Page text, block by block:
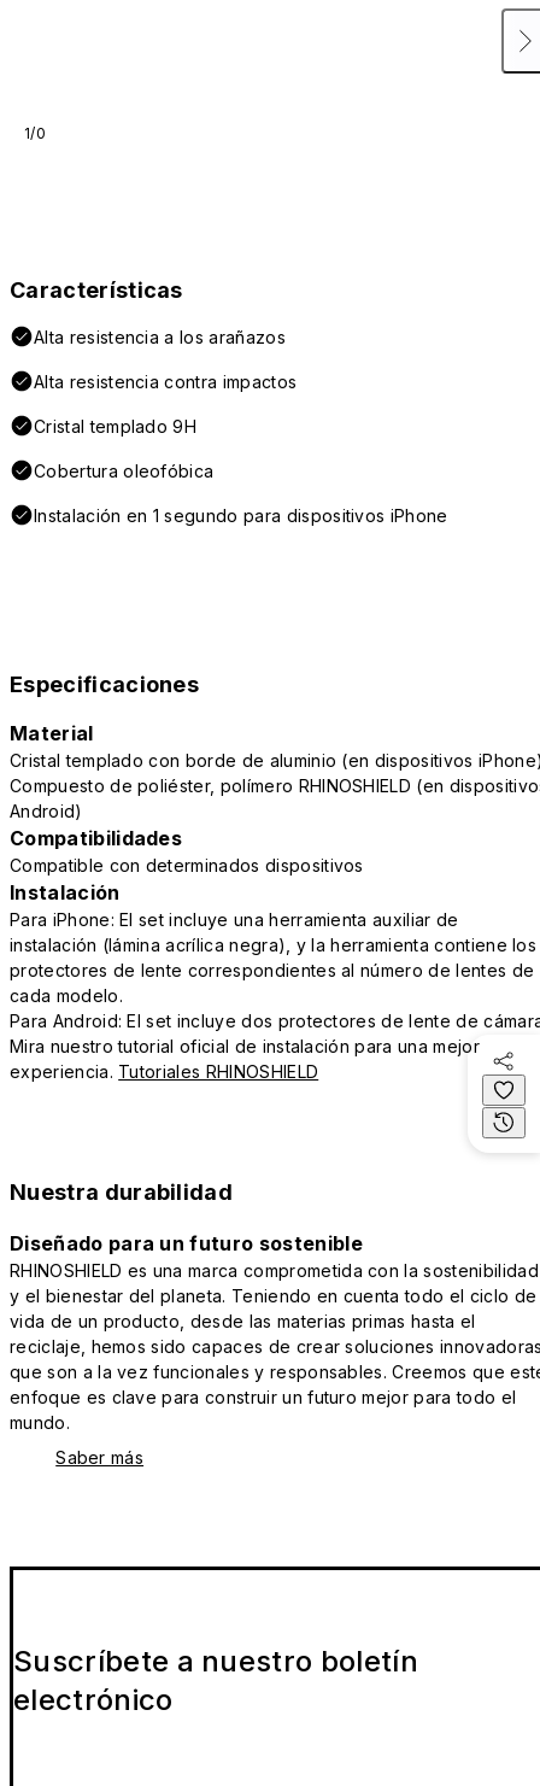
1/0
Características
Alta resistencia a los arañazos
Alta resistencia contra impactos
Cristal templado 9H
Cobertura oleofóbica
Instalación en 1 segundo para dispositivos iPhone
Especificaciones
Material
Cristal templado con borde de aluminio (en dispositivos
Compuesto de poliéster, polímero RHINOSHIELD (en
Android)
Compatibilidades
Compatible con determinados dispositivos
Instalación
Para iPhone: El set incluye una herramienta auxiliar de
instalación (lámina acrílica negra), y la herramienta contiene los
protectores de lente correspondientes al número de lentes de
cada modelo.
Para Android: El set incluye dos protectores de lente de
Mira nuestro tutorial oficial de instalación para una mejor
experiencia. Tutoriales RHINOSHIELD
Nuestra durabilidad
Diseñado para un futuro sostenible
RHINOSHIELD es una marca comprometida con la sostenibilidad
y el bienestar del planeta. Teniendo en cuenta todo el ciclo de
vida de un producto, desde las materias primas hasta el
reciclaje, hemos sido capaces de crear soluciones
que son a la vez funcionales y responsables. Creemos que
enfoque es clave para construir un futuro mejor para todo el
mundo.
Saber más
Suscríbete a nuestro boletín
electrónico